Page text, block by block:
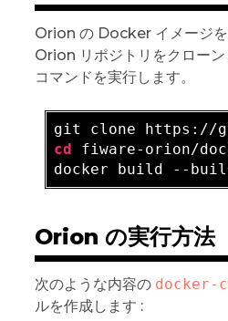
Orion の Docker イメージを
Orion リポジトリをクローン
コマンドを実行します。
git clone https: //
cd fiware-orion/
docker build --
Orion の実行方法
次のような内容の docker-
ルを作成します :